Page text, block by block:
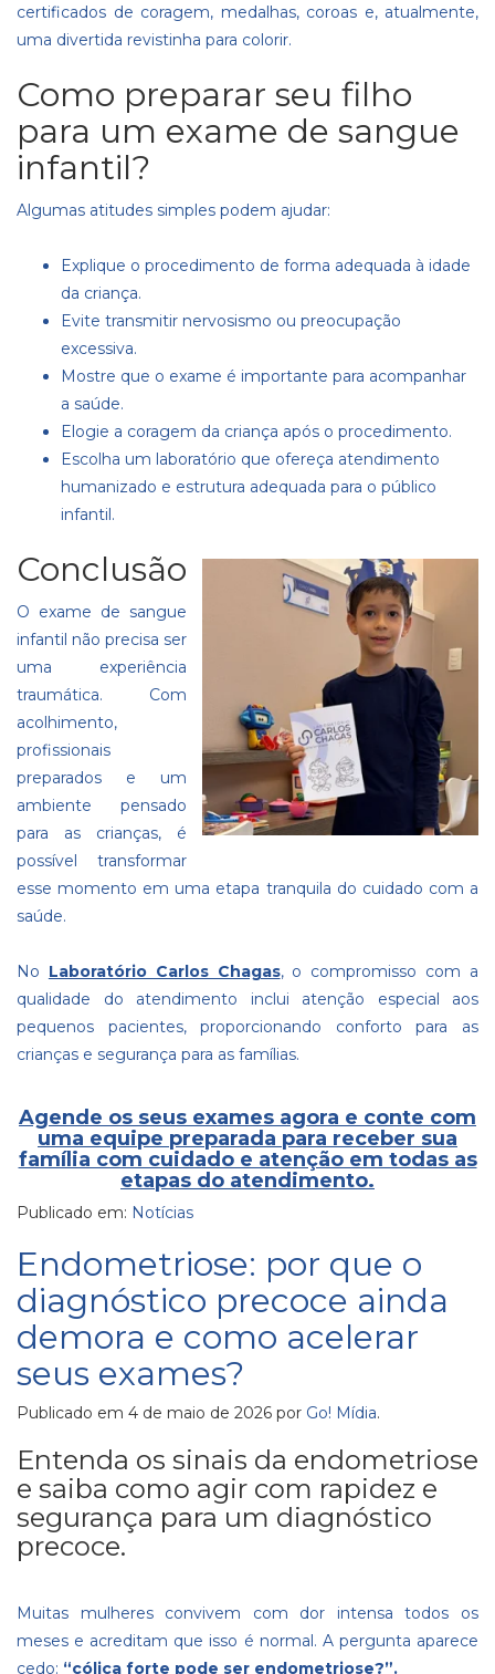
certificados de coragem, medalhas, coroas e, atualmente,
uma divertida revistinha para colorir.
Como preparar seu filho
para um exame de sangue
infantil?
Algumas atitudes simples podem ajudar:
Explique o procedimento de forma adequada à idade
da criança.
Evite transmitir nervosismo ou preocupação
excessiva.
Mostre que o exame é importante para acompanhar
a saúde.
Elogie a coragem da criança após o procedimento.
Escolha um laboratório que ofereça atendimento
humanizado e estrutura adequada para o público
infantil.
Conclusão
O exame de sangue
infantil não precisa ser
uma experiência
traumática. Com
acolhimento,
profissionais
preparados e um
ambiente pensado
para as crianças, é
possível transformar
esse momento em uma etapa tranquila do cuidado com a
saúde.
No Laboratório Carlos Chagas, o compromisso com a
qualidade do atendimento inclui atenção especial aos
pequenos pacientes, proporcionando conforto para as
crianças e segurança para as famílias.
Agende os seus exames agora e conte com
uma equipe preparada para receber sua
família com cuidado e atenção em todas as
etapas do atendimento.
Publicado em: Notícias
Endometriose: por que o
diagnóstico precoce ainda
demora e como acelerar
seus exames?
Publicado em 4 de maio de 2026 por Go! Mídia.
Entenda os sinais da endometriose
e saiba como agir com rapidez e
segurança para um diagnóstico
precoce.
Muitas mulheres convivem com dor intensa todos os
meses e acreditam que isso é normal. A pergunta aparece
cedo: “cólica forte pode ser endometriose?”.